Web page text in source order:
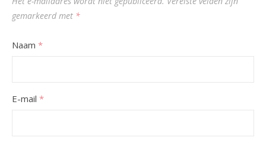
gemarkeerd met *
Naam *
E-mail *